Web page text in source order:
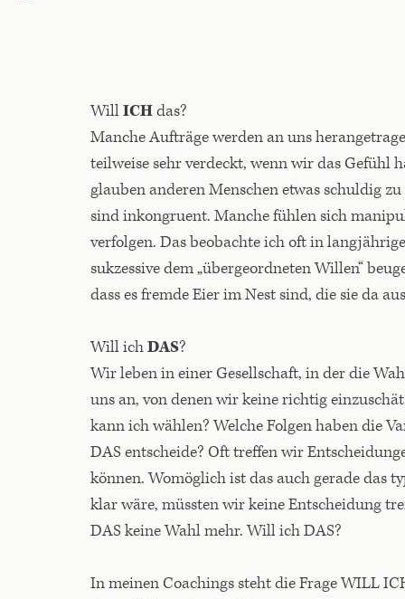
WillICHdas?
Manche Aufträge werden an uns
teilweise sehr verdeckt, wenn wir das Gefühl
glauben anderen Menschen etwas schuldig
sind inkongruent. Manche fühlen sich
verfolgen. Das beobachte ich oft in
sukzessive dem „übergeordneten Willen“
dass es fremde Eier im Nest sind, die sie da
Will ichDAS?
Wir leben in einer Gesellschaft, in der die
uns an, von denen wir keine richtig
kann ich wählen? Welche Folgen haben die
DAS entscheide? Oft treffen wir
können. Womöglich ist das auch gerade das
klar wäre, müssten wir keine Entscheidung
DAS keine Wahl mehr. Will ich DAS?
In meinen Coachings steht die Frage WILL